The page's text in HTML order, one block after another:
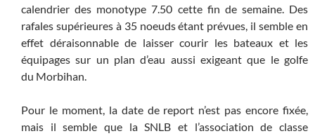
calendrier des monotype 7.50 cette fin de semaine. Des
rafales supérieures à 35 noeuds étant prévues, il semble en
effet déraisonnable de laisser courir les bateaux et les
équipages sur un plan d’eau aussi exigeant que le golfe
du Morbihan.
Pour le moment, la date de report n’est pas encore fixée,
mais il semble que la SNLB et l’association de classe